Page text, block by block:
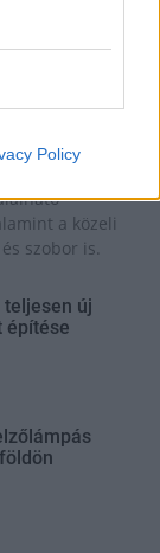
Policy
a közeli
szobor is.
új
építése